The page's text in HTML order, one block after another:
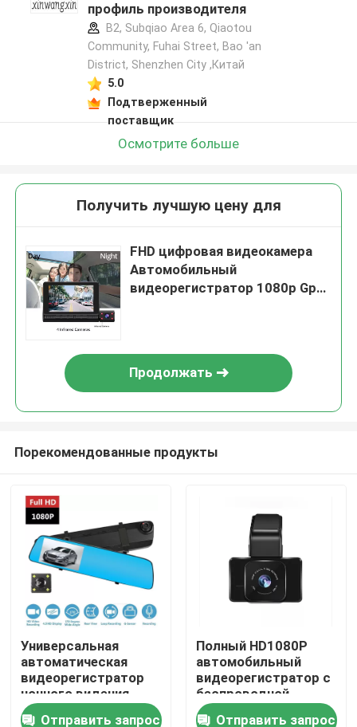
Дома
О Компании
Контакты
профиль производителя
B2, Subqiao Area 6, Qiaotou
Community, Fuhai Street, Bao 'an
District, Shenzhen City ,Китай
5.0
Подтверженный
поставщик
Осмотрите больше
Получить лучшую цену для
FHD цифровая видеокамера
Автомобильный
видеорегистратор 1080p Gps
Продолжать
Порекомендованные продукты
Универсальная
автоматическая
видеорегистратор
ночного видения
тахограф HD камера
Отправить запрос
Полный HD1080P
автомобильный
видеорегистратор с
беспроводной
задней камерой 3
Отправить запрос